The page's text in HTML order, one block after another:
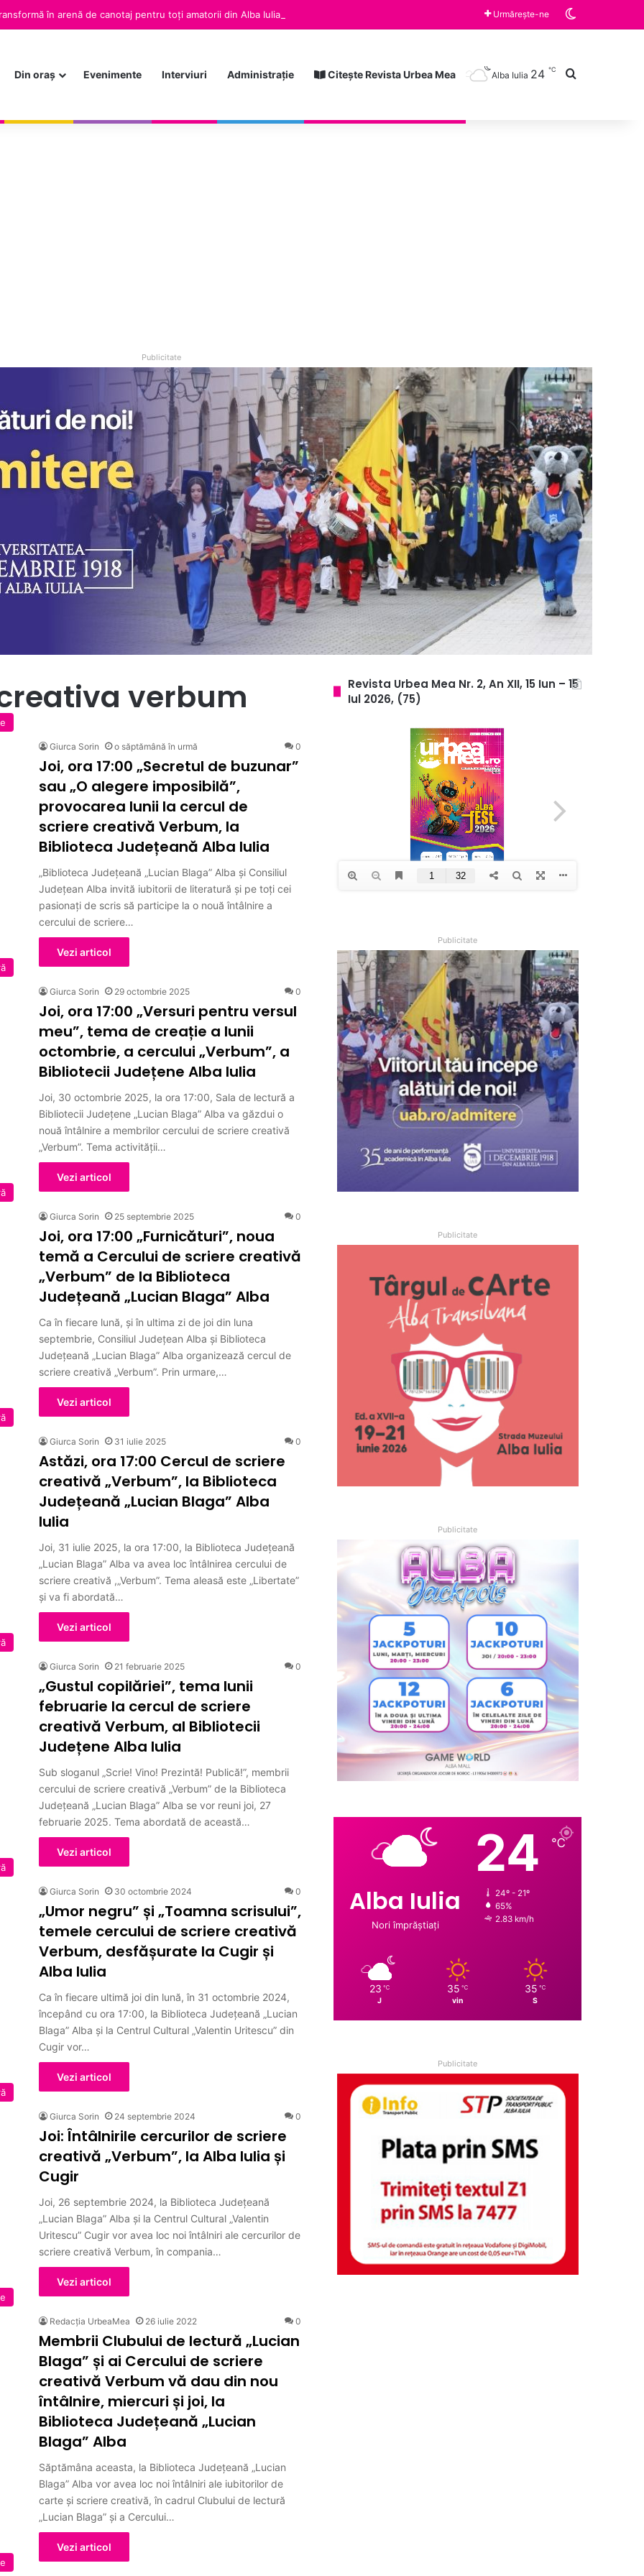
tema propusă pentru dezbatere la Seratele Bibliotecii Județene „Lucian Blaga” Alba Urmărește-ne
Din oraș Evenimente Interviuri Administrație Citește Revista Urbea Mea Alba Iulia 24 ℃ Caută după
Publicitate
verbum
Giurca Sorin o săptămână în urmă 0
Joi, ora 17:00 „Secretul de buzunar”
sau „O alegere imposibilă”,
provocarea lunii la cercul de
scriere creativă Verbum, la
Biblioteca Județeană Alba Iulia
„Biblioteca Județeană „Lucian Blaga” Alba și Consiliul
Județean Alba invită iubitorii de literatură și pe toți cei
pasionați de scris să participe la o nouă întâlnire a
cercului de scriere…
Vezi articol
Giurca Sorin 29 octombrie 2025 0
Joi, ora 17:00 „Versuri pentru versul
meu”, tema de creație a lunii
octombrie, a cercului „Verbum”, a
Bibliotecii Județene Alba Iulia
Joi, 30 octombrie 2025, la ora 17:00, Sala de lectură a
Bibliotecii Județene „Lucian Blaga” Alba va găzdui o
nouă întâlnire a membrilor cercului de scriere creativă
„Verbum”. Tema activității…
Vezi articol
Giurca Sorin 25 septembrie 2025 0
Joi, ora 17:00 „Furnicături”, noua
temă a Cercului de scriere creativă
„Verbum” de la Biblioteca
Județeană „Lucian Blaga” Alba
Ca în fiecare lună, și în ultima zi de joi din luna
septembrie, Consiliul Județean Alba și Biblioteca
Județeană „Lucian Blaga” Alba organizează cercul de
scriere creativă „Verbum”. Prin urmare,…
Vezi articol
Giurca Sorin 31 iulie 2025 0
Astăzi, ora 17:00 Cercul de scriere
creativă „Verbum”, la Biblioteca
Județeană „Lucian Blaga” Alba
Iulia
Joi, 31 iulie 2025, la ora 17:00, la Biblioteca Județeană
„Lucian Blaga” Alba va avea loc întâlnirea cercului de
scriere creativă ,„Verbum”. Tema aleasă este „Libertate”
și va fi abordată…
Vezi articol
Giurca Sorin 21 februarie 2025 0
„Gustul copilăriei”, tema lunii
februarie la cercul de scriere
creativă Verbum, al Bibliotecii
Județene Alba Iulia
Sub sloganul „Scrie! Vino! Prezintă! Publică!”, membrii
cercului de scriere creativă „Verbum” de la Biblioteca
Județeană „Lucian Blaga” Alba se vor reuni joi, 27
februarie 2025. Tema abordată de această…
Vezi articol
Giurca Sorin 30 octombrie 2024 0
„Umor negru” și „Toamna scrisului”,
temele cercului de scriere creativă
Verbum, desfășurate la Cugir și
Alba Iulia
Ca în fiecare ultimă joi din lună, în 31 octombrie 2024,
începând cu ora 17:00, la Biblioteca Județeană „Lucian
Blaga” Alba și la Centrul Cultural „Valentin Uritescu” din
Cugir vor…
Vezi articol
Giurca Sorin 24 septembrie 2024 0
Joi: Întâlnirile cercurilor de scriere
creativă „Verbum”, la Alba Iulia și
Cugir
Joi, 26 septembrie 2024, la Biblioteca Județeană
„Lucian Blaga” Alba și la Centrul Cultural „Valentin
Uritescu” Cugir vor avea loc noi întâlniri ale cercurilor de
scriere creativă Verbum, în compania…
Vezi articol
Redacția UrbeaMea 26 iulie 2022 0
Membrii Clubului de lectură „Lucian
Blaga” și ai Cercului de scriere
creativă Verbum vă dau din nou
întâlnire, miercuri și joi, la
Biblioteca Județeană „Lucian
Blaga” Alba
Săptămâna aceasta, la Biblioteca Județeană „Lucian
Blaga” Alba vor avea loc noi întâlniri ale iubitorilor de
carte și scriere creativă, în cadrul Clubului de lectură
„Lucian Blaga” și a Cercului…
Vezi articol
Revista Urbea Mea Nr. 2, An XII, 15 Iun – 15
Iul 2026, (75)
Publicitate
Publicitate
Publicitate
Alba Iulia
Nori împrăștiați
24 ℃
24º - 21º
65%
2.83 km/h
23 ℃
J
35 ℃
vin
35 ℃
S
Publicitate